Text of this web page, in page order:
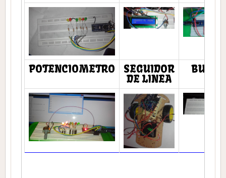
POTENCIOMETRO
SEGUIDOR
DE LINEA